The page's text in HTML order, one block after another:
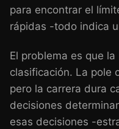
para encontrar el
rápidas -todo indica
El problema es que la
clasificación. La pole
pero la carrera dura
decisiones
esas decisiones -